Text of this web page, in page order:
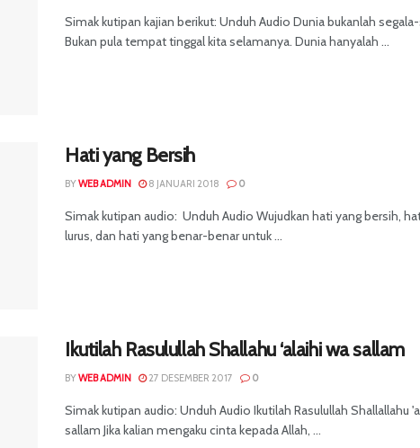
Simak kutipan kajian berikut: Unduh Audio Dunia bukanlah
Bukan pula tempat tinggal kita selamanya. Dunia hanyalah ...
Hati yang Bersih
BYWEB ADMIN 8 JANUARI 2018 0
Simak kutipan audio: Unduh Audio Wujudkan hati yang bersih,
lurus, dan hati yang benar-benar untuk ...
Ikutilah Rasulullah Shallahu ‘alaihi wa sallam
BYWEB ADMIN 27 DESEMBER 2017 0
Simak kutipan audio: Unduh Audio Ikutilah Rasulullah Shallallahu
sallam Jika kalian mengaku cinta kepada Allah, ...